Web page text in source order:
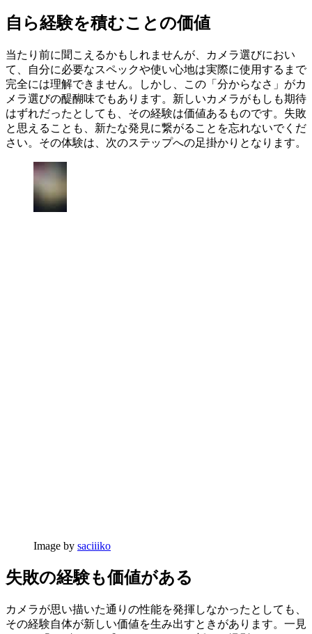
自ら経験を積むことの価値
当たり前に聞こえるかもしれませんが、カメラ選びにおい
て、自分に必要なスペックや使い心地は実際に使用するまで
完全には理解できません。しかし、この「分からなさ」がカ
メラ選びの醍醐味でもあります。新しいカメラがもしも期待
はずれだったとしても、その経験は価値あるものです。失敗
と思えることも、新たな発見に繋がることを忘れないでくだ
さい。その体験は、次のステップへの足掛かりとなります。
Image by saciiiko
失敗の経験も価値がある
カメラが思い描いた通りの性能を発揮しなかったとしても、
その経験自体が新しい価値を生み出すときがあります。一見